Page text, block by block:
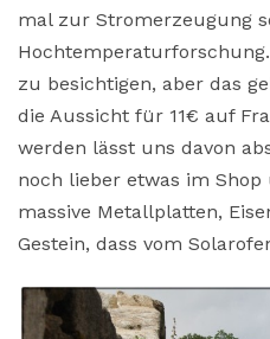
mal zur Stromerzeugung
zu besichtigen, aber das
die Aussicht für 11€ auf
werden lässt uns davon
noch lieber etwas im
massive Metallplatten,
Gestein, dass vom